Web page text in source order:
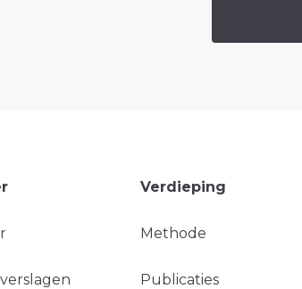
Verdieping
Methode
Publicaties